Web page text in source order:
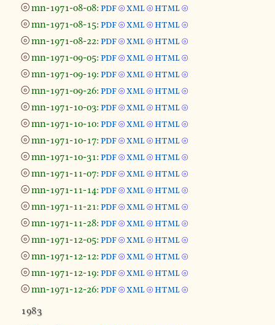
⦾mn-1971-08-08: pdf ⦾ xml ⦾ html ⦾
⦾mn-1971-08-15: pdf ⦾ xml ⦾ html ⦾
⦾mn-1971-08-22: pdf ⦾ xml ⦾ html ⦾
⦾mn-1971-09-05: pdf ⦾ xml ⦾ html ⦾
⦾mn-1971-09-19: pdf ⦾ xml ⦾ html ⦾
⦾mn-1971-09-26: pdf ⦾ xml ⦾ html ⦾
⦾mn-1971-10-03: pdf ⦾ xml ⦾ html ⦾
⦾mn-1971-10-10: pdf ⦾ xml ⦾ html ⦾
⦾mn-1971-10-17: pdf ⦾ xml ⦾ html ⦾
⦾mn-1971-10-31: pdf ⦾ xml ⦾ html ⦾
⦾mn-1971-11-07: pdf ⦾ xml ⦾ html ⦾
⦾mn-1971-11-14: pdf ⦾ xml ⦾ html ⦾
⦾mn-1971-11-21: pdf ⦾ xml ⦾ html ⦾
⦾mn-1971-11-28: pdf ⦾ xml ⦾ html ⦾
⦾mn-1971-12-05: pdf ⦾ xml ⦾ html ⦾
⦾mn-1971-12-12: pdf ⦾ xml ⦾ html ⦾
⦾mn-1971-12-19: pdf ⦾ xml ⦾ html ⦾
⦾mn-1971-12-26: pdf ⦾ xml ⦾ html ⦾
1983